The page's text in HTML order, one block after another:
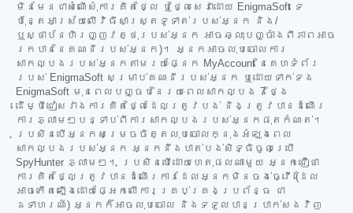
មិនមែនជាសំណើសុំការគិតថ្លៃ ឬថ្លៃសេវាដោយ EnigmaSoft ទេ
ប៉ុន្តែអាស្រ័យលើវិធីសាស្ត្រទូទាត់របស់អ្នក និង/
ឬស្ថាប័នហិរញ្ញវត្ថុរបស់អ្នក អាចឆ្លុះបញ្ចាំងពីភាពអាច
រកបាននៃគណនីរបស់អ្នក)។ អ្នកអាចលុបចោលការ
សាកល្បងរបស់អ្នកតាមរយៈផ្នែក MyAccount នៃគេហទំព័រ
របស់ EnigmaSoft សម្រាប់គណនីរបស់អ្នក ឬដោយទាក់ទង
EnigmaSoft មុនពេលបញ្ចប់នៃរយៈពេលសាកល្បង 7 ថ្ងៃ
ដើម្បីជៀសវាងការគិតថ្លៃដែលត្រូវបង់ និងត្រូវបានដំណើរ
ការភ្លាមៗបន្ទាប់ពីការសាកល្បងរបស់អ្នកផុតកំណត់។
ប្រសិនបើអ្នកសម្រេចចិត្តលុបចោលក្នុងអំឡុងពេល
សាកល្បងរបស់អ្នក អ្នកនឹងបាត់បង់សិទ្ធិចូលប្រើ
SpyHunter ភ្លាមៗ។ ប្រសិនបើដោយហេតុផលណាមួយ អ្នកជឿថា
ការគិតថ្លៃត្រូវបានដំណើរការដែលអ្នកមិនចង់ធ្វើ (ដែល
អាចកើតឡើងដោយផ្អែកលើការគ្រប់គ្រងប្រព័ន្ធ ជា
ឧទាហរណ៍) អ្នកក៏អាចលុបចោល និងទទួលបានប្រាក់សងវិញ